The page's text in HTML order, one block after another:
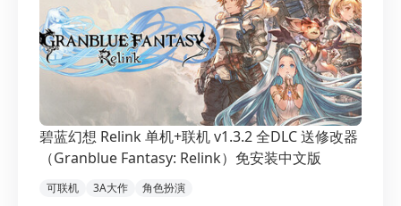
碧蓝幻想 Relink 单机+联机 v1.3.2 全DLC 送修改器
（Granblue Fantasy: Relink）免安装中文版
可联机 3A大作
角色扮演